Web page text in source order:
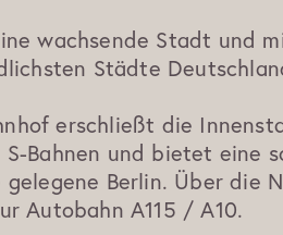
wachsende Stadt und
Städte
erschließt die
S-Bahnen und bietet eine
gelegene Berlin. Über die
Autobahn A115 / A10.